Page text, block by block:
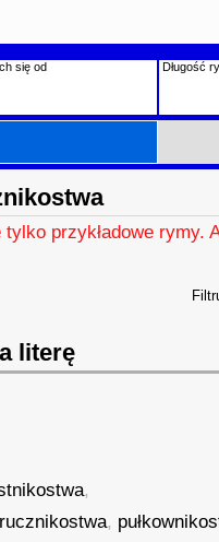
się od Długość
przykładowe rymy.
literę
,
,